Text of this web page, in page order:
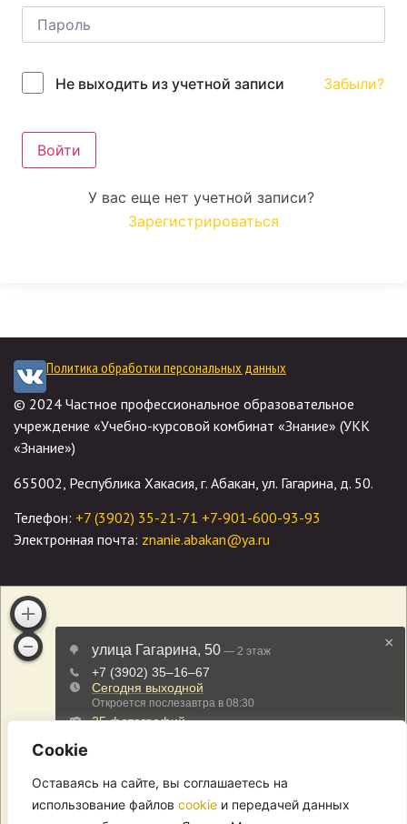
Cookie
Оставаясь на сайте, вы соглашаетесь на
использование файлов cookie и передачей данных
Не выходить из учетной записи Забыли?
Войти
У вас еще нет учетной записи?
Зарегистрироваться
Политика обработки персональных данных
© 2024 Частное профессиональное образовательное
учреждение «Учебно-курсовой комбинат «Знание» (УКК
«Знание»)
655002, Республика Хакасия, г. Абакан, ул. Гагарина, д. 50.
Телефон: +7 (3902) 35-21-71 +7-901-600-93-93
Электронная почта: znanie.abakan@ya.ru